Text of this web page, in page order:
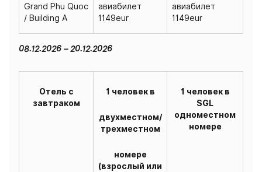
Grand Phu Quoc
/ Building A
авиабилет
1149eur
авиабилет
1149eur
08.12.2026 – 20.12.2026
Отель с
завтраком
1 человек в
двухместном/
трехместном
номере
(взрослый или
1 человек в
SGL
одноместном
номере